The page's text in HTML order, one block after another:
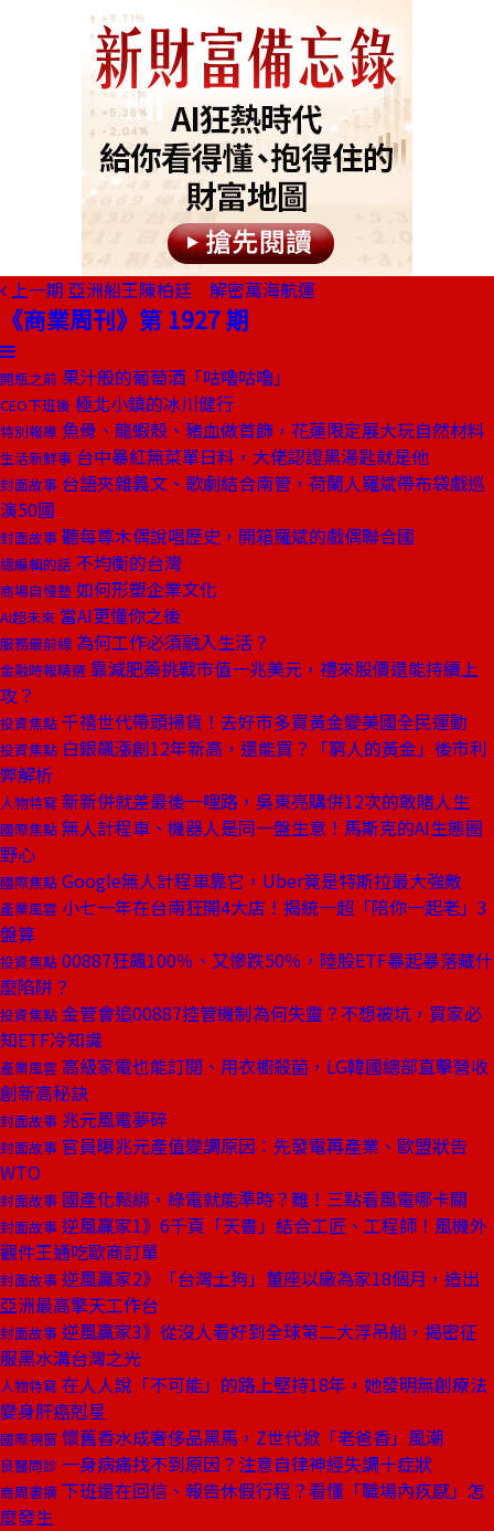
上一期 亞洲船王陳柏廷 解密萬海航運
《商業周刊》第 1927 期
開瓶之前 果汁般的葡萄酒「咕嚕咕嚕」
CEO下班後 極北小鎮的冰川健行
特別報導 魚骨、龍蝦殼、豬血做首飾，花蓮限定展大玩自然材料
生活新鮮事 台中暴紅無菜單日料，大佬認證黑湯匙就是他
封面故事 台語夾雜義文、歌劇結合南管，荷蘭人羅斌帶布袋戲巡
演50國
封面故事 聽每尊木偶說唱歷史，開箱羅斌的戲偶聯合國
總編輯的話 不均衡的台灣
商場自慢塾 如何形塑企業文化
AI超未來 當AI更懂你之後
服務最前線 為何工作必須融入生活？
金融時報精選 靠減肥藥挑戰市值一兆美元，禮來股價還能持續上
攻？
投資焦點 千禧世代帶頭掃貨！去好市多買黃金變美國全民運動
投資焦點 白銀飆漲創12年新高，還能買？「窮人的黃金」後市利
弊解析
人物特寫 新新併就差最後一哩路，吳東亮購併12次的敢賭人生
國際焦點 無人計程車、機器人是同一盤生意！馬斯克的AI生態圈
野心
國際焦點 Google無人計程車靠它，Uber竟是特斯拉最大強敵
產業風雲 小七一年在台南狂開4大店！揭統一超「陪你一起老」3
盤算
投資焦點 00887狂飆100％、又慘跌50％，陸股ETF暴起暴落藏什
麼陷阱？
投資焦點 金管會追00887控管機制為何失靈？不想被坑，買家必
知ETF冷知識
產業風雲 高級家電也能訂閱、用衣櫥殺菌，LG韓國總部直擊營收
創新高秘訣
封面故事 兆元風電夢碎
封面故事 官員曝兆元產值變調原因：先發電再產業、歐盟狀告
WTO
封面故事 國產化鬆綁，綠電就能準時？難！三點看風電哪卡關
封面故事 逆風贏家1》6千頁「天書」結合工匠、工程師！風機外
觀件王通吃歐商訂單
封面故事 逆風贏家2》「台灣土狗」董座以廠為家18個月，造出
亞洲最高擎天工作台
封面故事 逆風贏家3》從沒人看好到全球第二大浮吊船，揭密征
服黑水溝台灣之光
人物特寫 在人人說「不可能」的路上堅持18年，她發明無創療法
變身肝癌剋星
國際視窗 懷舊香水成奢侈品黑馬，Z世代掀「老爸香」風潮
良醫問診 一身病痛找不到原因？注意自律神經失調十症狀
商周書摘 下班還在回信、報告休假行程？看懂「職場內疚感」怎
麼發生